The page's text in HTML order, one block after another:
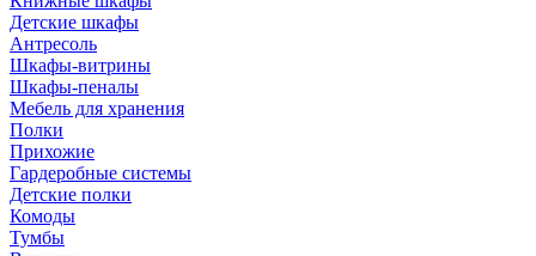
Детские шкафы
Антресоль
Шкафы-витрины
Шкафы-пеналы
Мебель для хранения
Полки
Прихожие
Гардеробные системы
Детские полки
Комоды
Тумбы